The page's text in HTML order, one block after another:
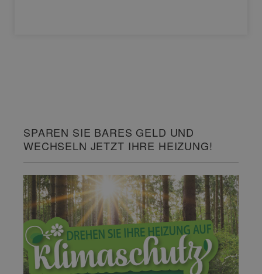
SPAREN SIE BARES GELD UND
WECHSELN JETZT IHRE HEIZUNG!